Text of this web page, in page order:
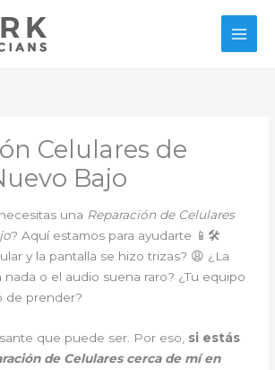
Celulares de
Bajo
una Reparación de Celulares
? Aquí estamos para ayudarte 📱🛠️
y la pantalla se hizo trizas? 😩 ¿La
nada o el audio suena raro? ¿Tu equipo
de prender?
que puede ser. Por eso, si estás
de Celulares cerca de mí en